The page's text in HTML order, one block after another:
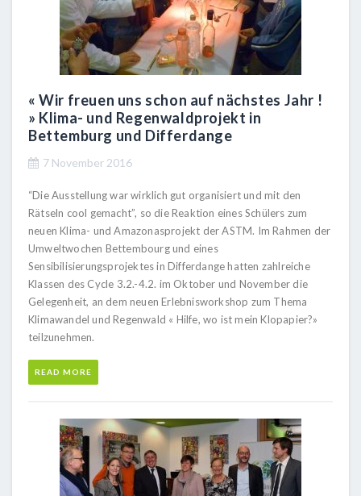
« Wir freuen uns schon auf nächstes Jahr !
» Klima- und Regenwaldprojekt in
Bettemburg und Differdange
7 November 2016
“Die Ausstellung war wirklich gut organisiert und mit den
Rätseln cool gemacht”, so die Reaktion eines Schülers zum
neuen Klima- und Amazonasprojekt der ASTM. Im Rahmen der
Umweltwochen Bettembourg und eines
Sensibilisierungsprojektes in Differdange hatten zahlreiche
Klassen des Cycle 3.2.-4.2. im Oktober und November die
Gelegenheit, an dem neuen Erlebnisworkshop zum Thema
Klimawandel und Regenwald « Hilfe, wo ist mein Klopapier?»
teilzunehmen.
READ MORE